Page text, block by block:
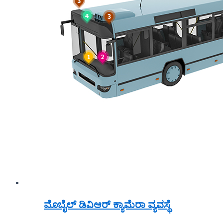
ಮೊಬೈಲ್ ಡಿವಿಆರ್ ಕ್ಯಾಮೆರಾ ವ್ಯವಸ್ಥೆ